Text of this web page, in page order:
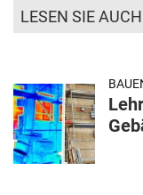
LESEN SIE